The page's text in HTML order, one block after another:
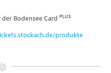
Bodensee Card PLUS
produkte